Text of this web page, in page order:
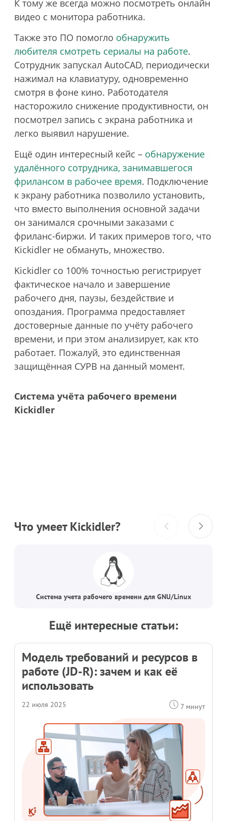
К тому же всегда можно посмотреть онлайн
видео с монитора работника.
Также это ПО помогло обнаружить
любителя смотреть сериалы на работе.
Сотрудник запускал AutoCAD, периодически
нажимал на клавиатуру, одновременно
смотря в фоне кино. Работодателя
насторожило снижение продуктивности, он
посмотрел запись с экрана работника и
легко выявил нарушение.
Ещё один интересный кейс – обнаружение
удалённого сотрудника, занимавшегося
фрилансом в рабочее время. Подключение
к экрану работника позволило установить,
что вместо выполнения основной задачи
он занимался срочными заказами с
фриланс-биржи. И таких примеров того, что
Kickidler не обмануть, множество.
Kickidler со 100% точностью регистрирует
фактическое начало и завершение
рабочего дня, паузы, бездействие и
опоздания. Программа предоставляет
достоверные данные по учёту рабочего
времени, и при этом анализирует, как кто
работает. Пожалуй, это единственная
защищённая СУРВ на данный момент.
Система учёта рабочего времени
Kickidler
Что умеет Kickidler?
Система учета рабочего времени для GNU/Linux
Ещё интересные статьи:
Модель требований и ресурсов в
работе (JD-R): зачем и как её
использовать
22 июля 2025 7 минут